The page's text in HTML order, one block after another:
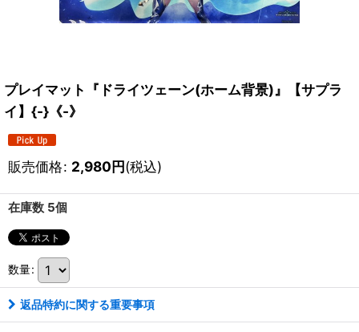
プレイマット『ドライツェーン(ホーム背景)』【サプラ
イ】{-}《-》
販売価格: 2,980円(税込)
在庫数 5個
数量:
返品特約に関する重要事項